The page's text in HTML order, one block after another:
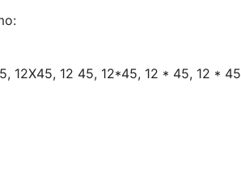
12X45, 12 45, 12*45, 12 * 45, 12 * 45